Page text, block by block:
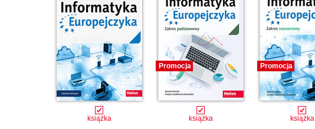
książka
Promocja
książka
Promocja
książka